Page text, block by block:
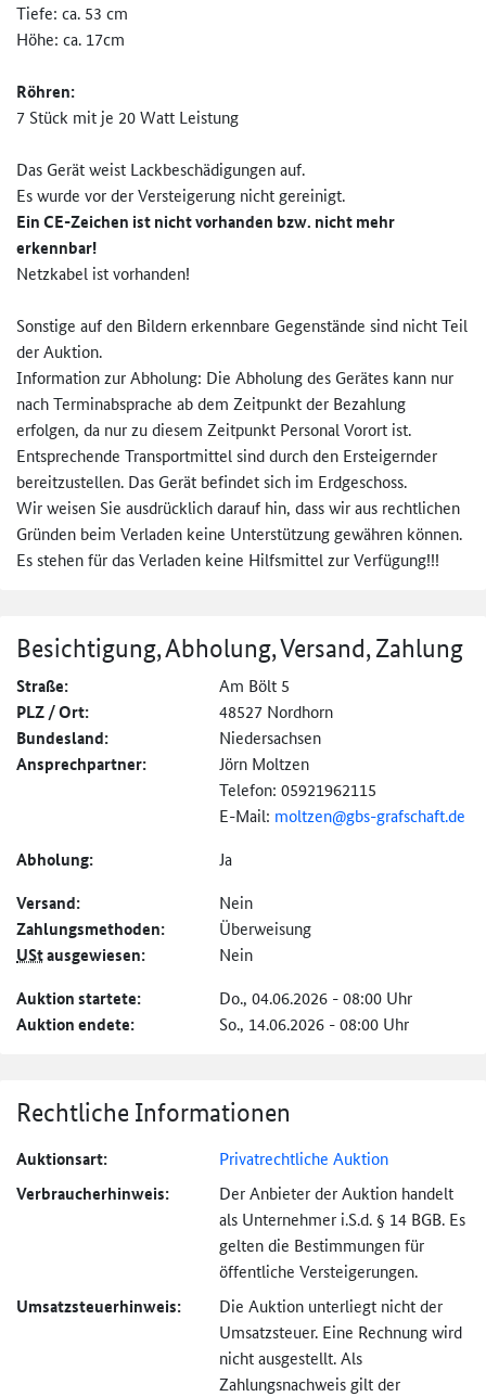
Tiefe: ca. 53 cm
Höhe: ca. 17cm
Röhren:
7 Stück mit je 20 Watt Leistung
Das Gerät weist Lackbeschädigungen auf.
Es wurde vor der Versteigerung nicht gereinigt.
Ein CE-Zeichen ist nicht vorhanden bzw. nicht mehr
erkennbar!
Netzkabel ist vorhanden!
Sonstige auf den Bildern erkennbare Gegenstände sind nicht Teil
der Auktion.
Information zur Abholung: Die Abholung des Gerätes kann nur
nach Terminabsprache ab dem Zeitpunkt der Bezahlung
erfolgen, da nur zu diesem Zeitpunkt Personal Vorort ist.
Entsprechende Transportmittel sind durch den Ersteigernder
bereitzustellen. Das Gerät befindet sich im Erdgeschoss.
Wir weisen Sie ausdrücklich darauf hin, dass wir aus rechtlichen
Gründen beim Verladen keine Unterstützung gewähren können.
Es stehen für das Verladen keine Hilfsmittel zur Verfügung!!!
Besichtigung, Abholung, Versand, Zahlung
Straße: Am Bölt 5
PLZ / Ort: 48527 Nordhorn
Bundesland: Niedersachsen
Ansprechpartner:
Jörn Moltzen
Telefon: 05921962115
E-Mail: moltzen@gbs-grafschaft.de
Abholung: Ja
Versand: Nein
Zahlungs­methoden: Überweisung
UStausgewiesen: Nein
Auktion startete: Do., 04.06.2026 - 08:00 Uhr
Auktion endete: So., 14.06.2026 - 08:00 Uhr
Rechtliche Informationen
Auktionsart: Privatrechtliche Auktion
Verbraucher­hinweis:
Der Anbieter der Auktion handelt
als Unternehmer i.S.d. § 14 BGB. Es
gelten die Bestimmungen für
öffentliche Versteigerungen.
Umsatzsteuer­hinweis:
Die Auktion unterliegt nicht der
Umsatzsteuer. Eine Rechnung wird
nicht ausgestellt. Als
Zahlungsnachweis gilt der